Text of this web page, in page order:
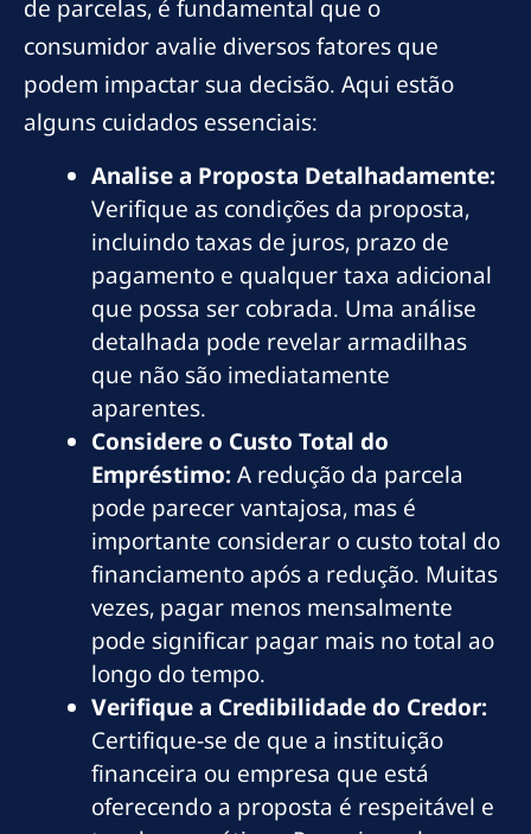
de parcelas, é fundamental que o
consumidor avalie diversos fatores que
podem impactar sua decisão. Aqui estão
alguns cuidados essenciais:
Analise a Proposta Detalhadamente:
Verifique as condições da proposta,
incluindo taxas de juros, prazo de
pagamento e qualquer taxa adicional
que possa ser cobrada. Uma análise
detalhada pode revelar armadilhas
que não são imediatamente
aparentes.
Considere o Custo Total do
Empréstimo:A redução da parcela
pode parecer vantajosa, mas é
importante considerar o custo total do
financiamento após a redução. Muitas
vezes, pagar menos mensalmente
pode significar pagar mais no total ao
longo do tempo.
Verifique a Credibilidade do Credor:
Certifique-se de que a instituição
financeira ou empresa que está
oferecendo a proposta é respeitável e